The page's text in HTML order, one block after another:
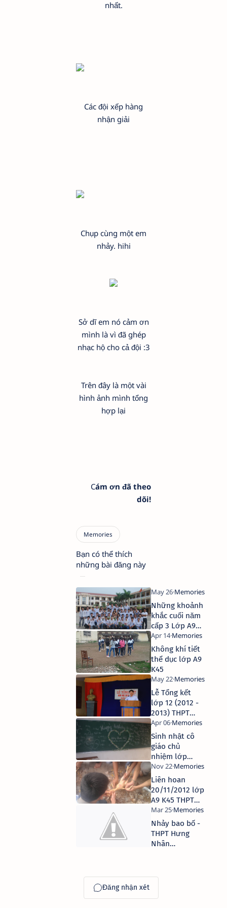
nhất.
Các đội xếp hàng
nhận giải
Chụp cùng một em
nhảy. hihi
Sở dĩ em nó cảm ơn
mình là vì đã ghép
nhạc hộ cho cả đội :3
Trên đây là một vài
hình ảnh mình tổng
hợp lại
Cám ơn đã theo
dõi!
Bạn có thể thích
những bài đăng này
Những khoảnh
khắc cuối năm
cấp 3 Lớp A9
Khóa 45 -
Trường THPT
Hưng Nhân
Không khí tiết
thể dục lớp A9
K45
Lễ Tổng kết
lớp 12 (2012 -
2013) THPT
Hưng Nhân
Sinh nhật cô
giáo chủ
nhiệm lớp
12A9 THPT
Hưng Nhân
Liên hoan
20/11/2012 lớp
A9 K45 THPT
Hưng Nhân
Nhảy bao bố -
THPT Hưng
Nhân